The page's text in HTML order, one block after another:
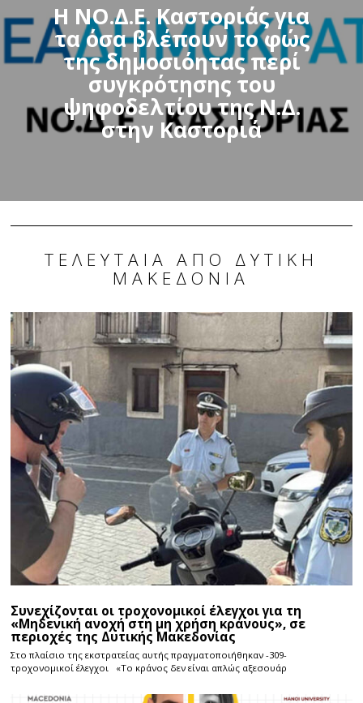
Η ΝΟ.Δ.Ε. Καστοριάς για
τα όσα βλέπουν το φώς
της δημοσιόητας περί
συγκρότησης του
ψηφοδελτίου της Ν.Δ.
στην Καστοριά
ΤΕΛΕΥΤΑΊΑ ΑΠΌ ΔΥΤΙΚΉ
ΜΑΚΕΔΟΝΊΑ
Συνεχίζονται οι τροχονομικοί έλεγχοι για τη
«Μηδενική ανοχή στη μη χρήση κράνους», σε
περιοχές της Δυτικής Μακεδονίας
Στο πλαίσιο της εκστρατείας αυτής πραγματοποιήθηκαν -309-
τροχονομικοί έλεγχοι «Το κράνος δεν είναι απλώς αξεσουάρ